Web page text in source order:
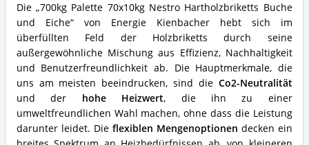
Die „700kg Palette 70x10kg Nestro Hartholzbriketts Buche
und Eiche“ von Energie Kienbacher hebt sich im
überfüllten Feld der Holzbriketts durch seine
außergewöhnliche Mischung aus Effizienz, Nachhaltigkeit
und Benutzerfreundlichkeit ab. Die Hauptmerkmale, die
uns am meisten beeindrucken, sind die Co2-Neutralität
und der hohe Heizwert, die ihn zu einer
umweltfreundlichen Wahl machen, ohne dass die Leistung
darunter leidet. Die flexiblen Mengenoptionen decken ein
Was
spricht
für
dieses
Holzbrikett?